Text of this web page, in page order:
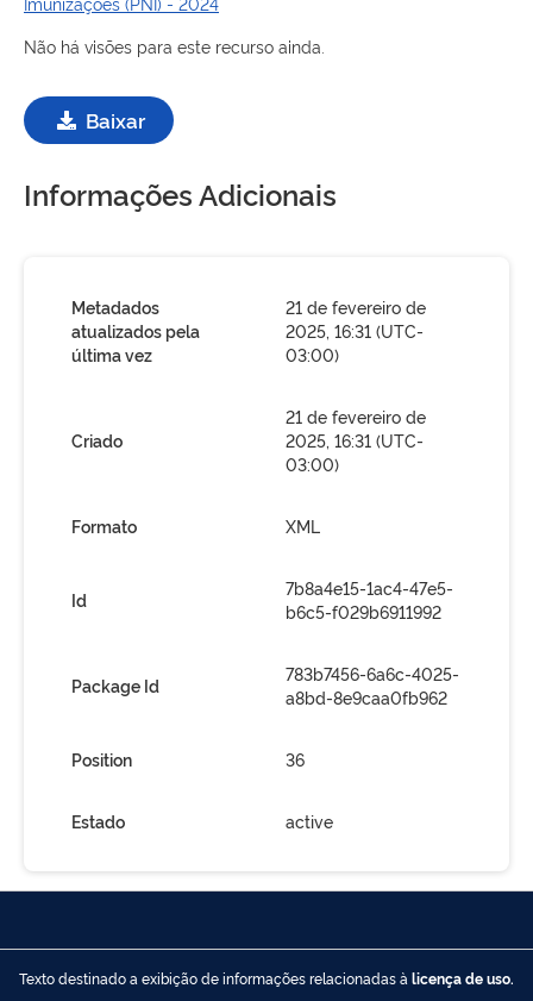
Não há visões para este recurso ainda.
Baixar
Informações Adicionais
Metadados
atualizados pela
última vez
21 de fevereiro de
2025, 16:31 (UTC-
03:00)
Criado
21 de fevereiro de
2025, 16:31 (UTC-
03:00)
Formato XML
Id
7b8a4e15-1ac4-47e5-
b6c5-f029b6911992
Package Id
783b7456-6a6c-4025-
a8bd-8e9caa0fb962
Position 36
Estado active
Texto destinado a exibição de informações relacionadas à licença de uso.